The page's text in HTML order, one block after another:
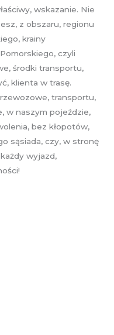
wskazanie. Nie
z obszaru, regionu
krainy
czyli
środki transportu,
klienta w trasę.
transportu,
w naszym pojeździe,
bez kłopotów,
sąsiada, czy, w stronę
wyjazd,